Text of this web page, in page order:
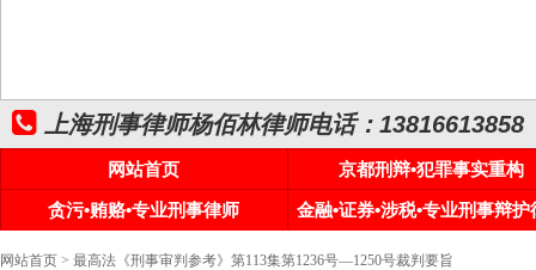
上海刑事律师杨佰林律师电话：13816613858
网站首页
京都刑辩•犯罪事实重构
贪污•贿赂•专业刑事律师
金融•证券•涉税•专业刑事辩护
网站首页 > 最高法《刑事审判参考》第113集第1236号—1250号裁判要旨